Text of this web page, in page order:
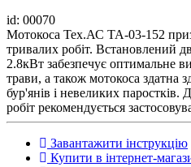
id: 00070
Мотокоса Тех.АС ТА-03-152
тривалих робіт. Встановлений
2.8кВт забезпечує оптимальне
трави, а також мотокоса здатна
бур'янів і невеликих
робіт рекомендується
Завантажити інструкцію
Купити в інтернет-